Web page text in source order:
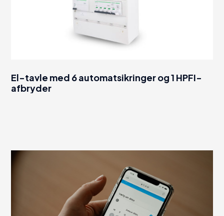
El-tavle med 6 automatsikringer og 1 HPFI-
afbryder